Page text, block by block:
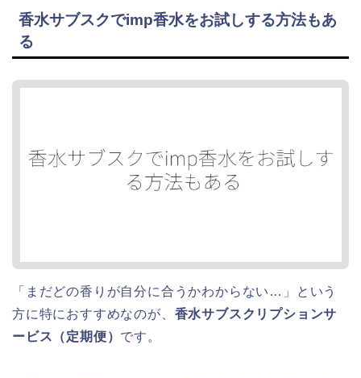
香水サブスクでimp香水をお試しする方法もあ
る
「まだどの香りが自分に合うかわからない…」という
方に特におすすめなのが、 香水サブスクリプションサ
ービス（定期便） です。